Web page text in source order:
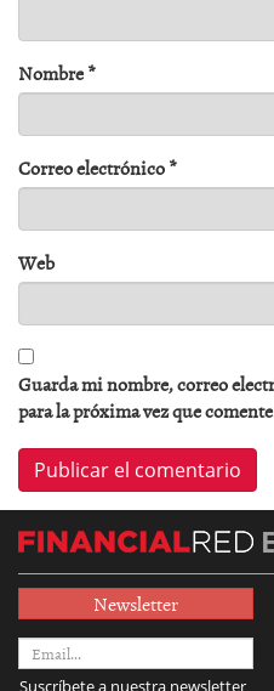
Nombre*
Correo electrónico*
Web
Guarda mi nombre, correo
para la próxima vez que
Newsletter
Suscríbete a nuestra newsletter